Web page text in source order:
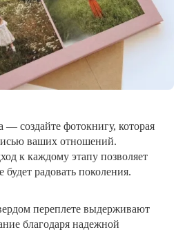
— создайте фотокнигу, которая
ваших отношений.
к каждому этапу позволяет
будет радовать поколения.
переплете выдерживают
благодаря надежной